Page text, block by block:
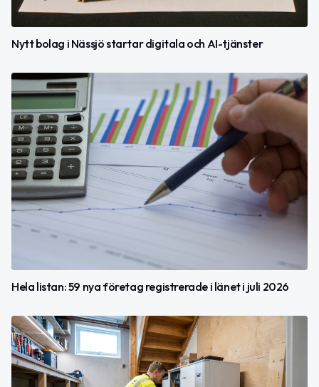
Nytt bolag i Nässjö startar digitala och AI-tjänster
Hela listan: 59 nya företag registrerade i länet i juli 2026